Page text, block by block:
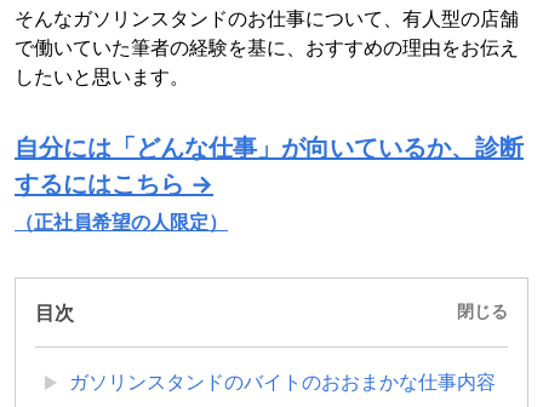
そんなガソリンスタンドのお仕事について、有人型の店舗
で働いていた筆者の経験を基に、おすすめの理由をお伝え
したいと思います。
自分には「どんな仕事」が向いているか、診断
するにはこちら →
（正社員希望の人限定）
目次 閉じる
ガソリンスタンドのバイトのおおまかな仕事内容